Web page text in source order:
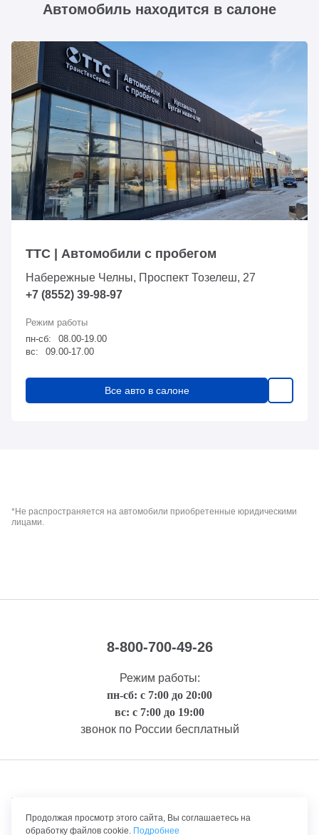
Автомобиль находится в салоне
ТТС | Автомобили с пробегом
Набережные Челны, Проспект Тозелеш, 27
+7 (8552) 39-98-97
пн-сб:
08.00-19.00
вс:
09.00-17.00
Все авто в салоне
*Не распространяется на автомобили приобретенные юридическими
лицами.
8-800-700-49-26
Режим работы:
пн-сб: с 7:00 до 20:00
вс: с 7:00 до 19:00
звонок по России бесплатный
Правовая информация
Продолжая просмотр этого сайта, Вы соглашаетесь на
обработку файлов cookie. Подробнее